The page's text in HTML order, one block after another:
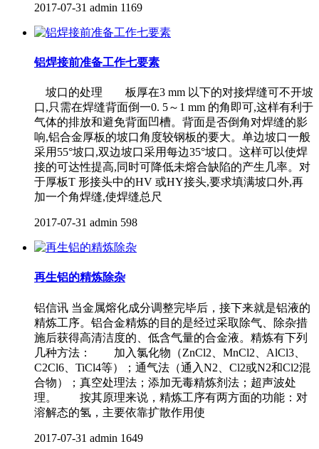
2017-07-31 admin 1169
铝焊接前准备工作七要素
坡口的处理 板厚在3 mm 以下的对接焊缝可不开坡
口,只需在焊缝背面倒一0. 5～1 mm 的角即可,这样有利于
气体的排放和避免背面凹槽。背面是否倒角对焊缝的影
响,铝合金厚板的坡口角度较钢板的要大。单边坡口一般
采用55°坡口,双边坡口采用每边35°坡口。这样可以使焊
接的可达性提高,同时可降低未熔合缺陷的产生几率。对
于厚板T 形接头中的HV 或HY接头,要求填满坡口外,再
加一个角焊缝,使焊缝总尺
2017-07-31 admin 598
再生铝的精炼除杂
铝信讯 当金属熔化成分调整完毕后，接下来就是铝液的
精炼工序。铝合金精炼的目的是经过采取除气、除杂措
施后获得高清洁度的、低含气量的合金液。精炼有下列
几种方法： 加入氯化物（ZnCl2、MnCl2、AlCl3、
C2Cl6、TiCl4等）；通气法（通入N2、Cl2或N2和Cl2混
合物）；真空处理法；添加无毒精炼剂法；超声波处
理。 按其原理来说，精炼工序有两方面的功能：对
溶解态的氢，主要依靠扩散作用使
2017-07-31 admin 1649